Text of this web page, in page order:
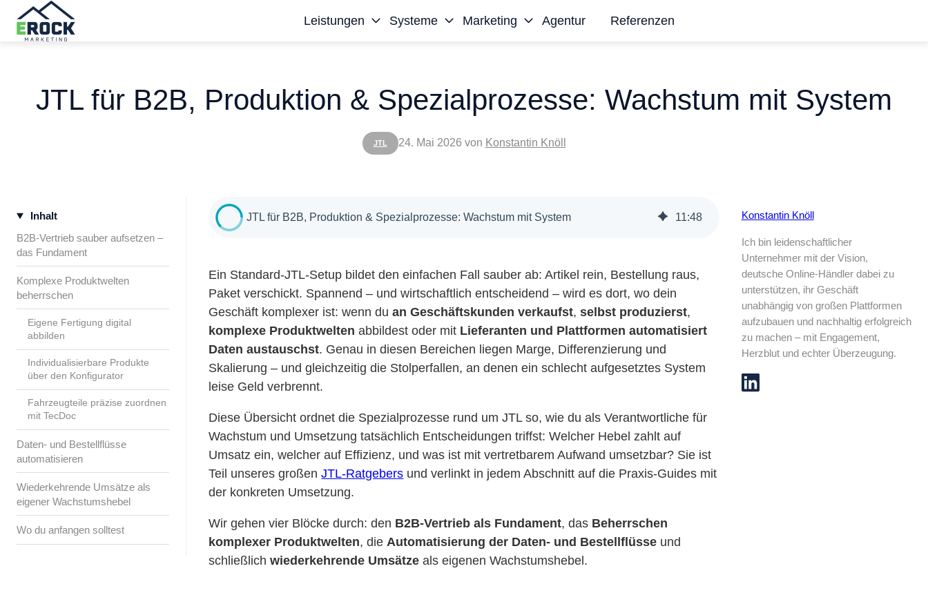
e
Leistungen Systeme Marketing Agentur Referenzen
JTL
JTL für B2B, Produktion & Spezialprozesse: Wachstum mit System
24. Mai 2026 von Konstantin Knöll
Inhalt
B2B-Vertrieb sauber aufsetzen –
das Fundament
Komplexe Produktwelten
beherrschen
Eigene Fertigung digital
abbilden
Individualisierbare Produkte
über den Konfigurator
Fahrzeugteile präzise zuordnen
mit TecDoc
Daten- und Bestellflüsse
automatisieren
Wiederkehrende Umsätze als
eigener Wachstumshebel
Wo du anfangen solltest
JTL für B2B, Produktion & Spezialprozesse: Wachstum mit System 11:48
Ein Standard-JTL-Setup bildet den einfachen Fall sauber ab: Artikel rein, Bestellung raus,
Paket verschickt. Spannend – und wirtschaftlich entscheidend – wird es dort, wo dein
Geschäft komplexer ist: wenn duan Geschäftskunden verkaufst,selbst produzierst,
komplexe Produktwelten abbildest oder mit Lieferanten und Plattformen automatisiert
Daten austauschst. Genau in diesen Bereichen liegen Marge, Differenzierung und
Skalierung – und gleichzeitig die Stolperfallen, an denen ein schlecht aufgesetztes System
leise Geld verbrennt.
Diese Übersicht ordnet die Spezialprozesse rund um JTL so, wie du als Verantwortliche für
Wachstum und Umsetzung tatsächlich Entscheidungen triffst: Welcher Hebel zahlt auf
Umsatz ein, welcher auf Effizienz, und was ist mit vertretbarem Aufwand umsetzbar? Sie ist
Teil unseres großenJTL-Ratgebers und verlinkt in jedem Abschnitt auf die Praxis-Guides mit
der konkreten Umsetzung.
Wir gehen vier Blöcke durch: den B2B-Vertrieb als Fundament, das Beherrschen
komplexer Produktwelten, dieAutomatisierung der Daten- und Bestellflüsse und
schließlichwiederkehrende Umsätze als eigenen Wachstumshebel.
Konstantin Knöll
Ich bin leidenschaftlicher
Unternehmer mit der Vision,
deutsche Online-Händler dabei zu
unterstützen, ihr Geschäft
unabhängig von großen Plattformen
aufzubauen und nachhaltig erfolgreich
zu machen – mit Engagement,
Herzblut und echter Überzeugung.